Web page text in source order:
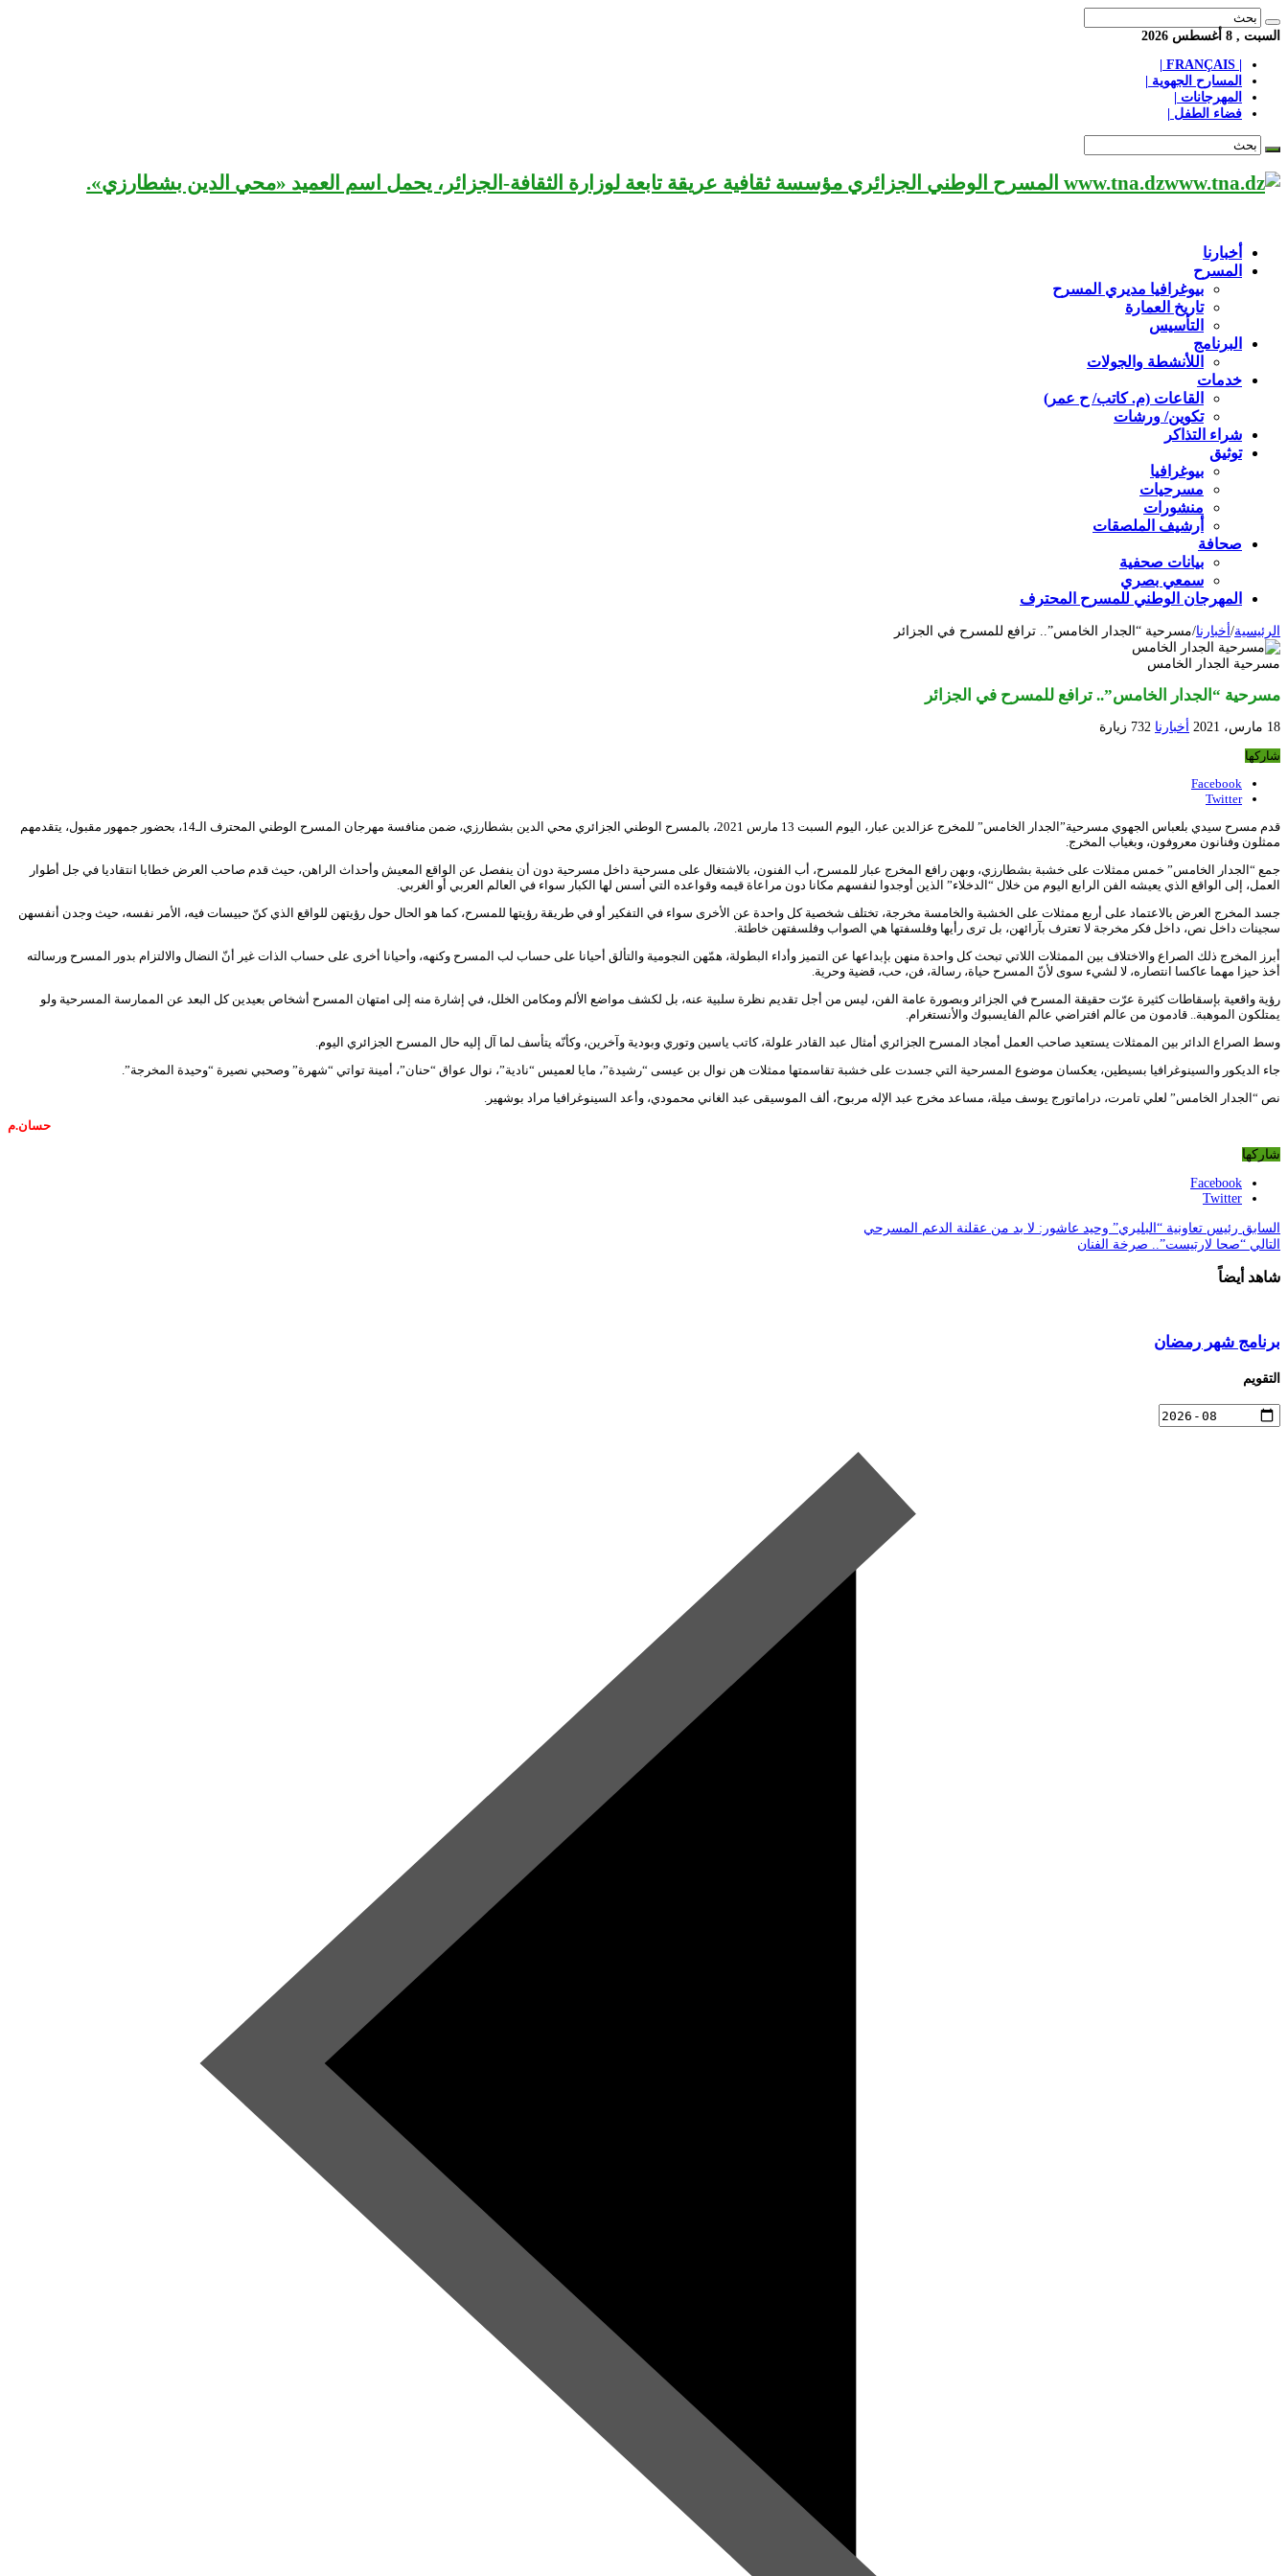
السبت , 8 أغسطس 2026
المسارح الجهوية |
المهرجانات |
فضاء الطفل |
www.tna.dz المسرح الوطني الجزائري مؤسسة ثقافية عريقة تابعة لوزارة الثقافة-الجزائر، يحمل اسم العميد «محي الدين بشطارزي».
أخبارنا
المسرح
بيوغرافيا مديري المسرح
تاريخ العمارة
التأسيس
البرنامج
اللأنشطة والجولات
خدمات
القاعات (م. كاتب/ ح عمر)
تكوين/ ورشات
شراء التذاكر
توثيق
بيوغرافيا
مسرحيات
منشورات
أرشيف الملصقات
صحافة
بيانات صحفية
سمعي بصري
المهرجان الوطني للمسرح المحترف
الرئيسية/ أخبارنا/مسرحية “الجدار الخامس”.. ترافع للمسرح في الجزائر
مسرحية الجدار الخامس
مسرحية “الجدار الخامس”.. ترافع للمسرح في الجزائر
18 مارس، 2021 أخبارنا 732 زيارة
شاركها
Facebook
Twitter
قدم مسرح سيدي بلعباس الجهوي مسرحية”الجدار الخامس” للمخرج عزالدين عبار، اليوم السبت 13 مارس 2021، بالمسرح الوطني الجزائري محي الدين بشطارزي، ضمن منافسة مهرجان المسرح الوطني المحترف الـ14، بحضور جمهور مقبول، يتقدمهم
ممثلون وفنانون معروفون، وبغياب المخرج.
جمع “الجدار الخامس” خمس ممثلات على خشبة بشطارزي، وبهن رافع المخرج عبار للمسرح، أب الفنون، بالاشتغال على مسرحية داخل مسرحية دون أن ينفصل عن الواقع المعيش وأحداث الراهن، حيث قدم صاحب العرض خطابا انتقاديا في جل أطوار
العمل، إلى الواقع الذي يعيشه الفن الرابع اليوم من خلال “الدخلاء” الذين أوجدوا لنفسهم مكانا دون مراعاة قيمه وقواعده التي أسس لها الكبار سواء في العالم العربي أو الغربي.
جسد المخرج العرض بالاعتماد على أربع ممثلات على الخشبة والخامسة مخرجة، تختلف شخصية كل واحدة عن الأخرى سواء في التفكير أو في طريقة رؤيتها للمسرح، كما هو الحال حول رؤيتهن للواقع الذي كنّ حبيسات فيه، الأمر نفسه، حيث وجدن أنفسهن
سجينات داخل نص، داخل فكر مخرجة لا تعترف بآرائهن، بل ترى رأيها وفلسفتها هي الصواب وفلسفتهن خاطئة.
أبرز المخرج ذلك الصراع والاختلاف بين الممثلات اللاتي تبحث كل واحدة منهن بإبداعها عن التميز وأداء البطولة، همّهن النجومية والتألق أحيانا على حساب لب المسرح وكنهه، وأحيانا أخرى على حساب الذات غير أنّ النضال والالتزام بدور المسرح ورسالته
أخذ حيزا مهما عاكسا انتصاره، لا لشيء سوى لأنّ المسرح حياة، رسالة، فن، حب، قضية وحرية.
رؤية واقعية بإسقاطات كثيرة عرّت حقيقة المسرح في الجزائر وبصورة عامة الفن، ليس من أجل تقديم نظرة سلبية عنه، بل لكشف مواضع الألم ومكامن الخلل، في إشارة منه إلى امتهان المسرح أشخاص بعيدين كل البعد عن الممارسة المسرحية ولو
يمتلكون الموهبة.. قادمون من عالم افتراضي عالم الفايسبوك والأنستغرام.
وسط الصراع الدائر بين الممثلات يستعيد صاحب العمل أمجاد المسرح الجزائري أمثال عبد القادر علولة، كاتب ياسين وتوري وبودية وآخرين، وكأنّه يتأسف لما آل إليه حال المسرح الجزائري اليوم.
جاء الديكور والسينوغرافيا بسيطين، يعكسان موضوع المسرحية التي جسدت على خشبة تقاسمتها ممثلات هن نوال بن عيسى “رشيدة”، مايا لعميس “نادية”، نوال عواق “حنان”، أمينة تواتي “شهرة” وصحبي نصيرة “وحيدة المخرجة”.
نص “الجدار الخامس” لعلي تامرت، دراماتورج يوسف ميلة، مساعد مخرج عبد الإله مربوح، ألف الموسيقى عبد الغاني محمودي، وأعد السينوغرافيا مراد بوشهير.
حسان.م
شاركها
Facebook
Twitter
السابق رئيس تعاونية “البليري” وحيد عاشور: لا بد من عقلنة الدعم المسرحي
التالي “صحا لارتيست”.. صرخة الفنان
شاهد أيضاً
برنامج شهر رمضان
التقويم